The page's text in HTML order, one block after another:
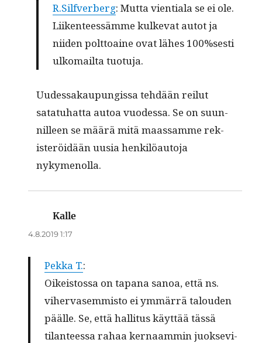
R.Silfverberg: Mut­ta vien­tiala se ei ole.
Liiken­teessämme kulke­vat autot ja
niiden polt­toaine ovat läh­es 100%sesti
ulko­mail­ta tuotuja.
Uudessakaupungis­sa tehdään reilut
satatuhat­ta autoa vuodessa. Se on suun­
nilleen se määrä mitä maas­samme rek­
isteröidään uusia henkilöau­to­ja
nykymenolla.
Kalle
4.8.2019 1:17
Pekka T.:
Oikeis­tossa on tapana sanoa, että ns.
viher­vasem­mis­to ei ymmär­rä talouden
päälle. Se, että hal­li­tus käyt­tää tässä
tilanteessa rahaa ker­naam­min juok­se­vi­